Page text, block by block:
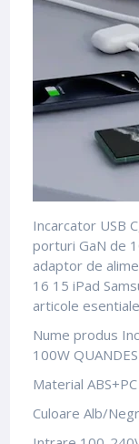
Incarcator USB
porturi GaN de
adaptor de
16 15 iPad
articole
Nume produs
100W QUANDES
Material ABS+PC
Culoare Alb/